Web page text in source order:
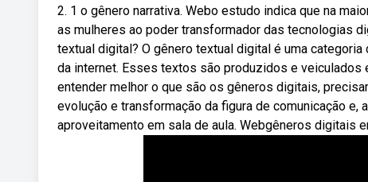
2. 1 o gênero narrativa. Webo estudo indica que na
as mulheres ao poder transformador das tecnologias
textual digital? O gênero textual digital é uma
da internet. Esses textos são produzidos e
entender melhor o que são os gêneros digitais,
evolução e transformação da figura de comunicação
aproveitamento em sala de aula. Webgêneros digitais